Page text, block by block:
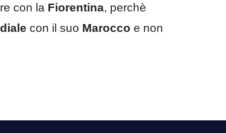
con la Fiorentina, perchè
con il suo Marocco e non